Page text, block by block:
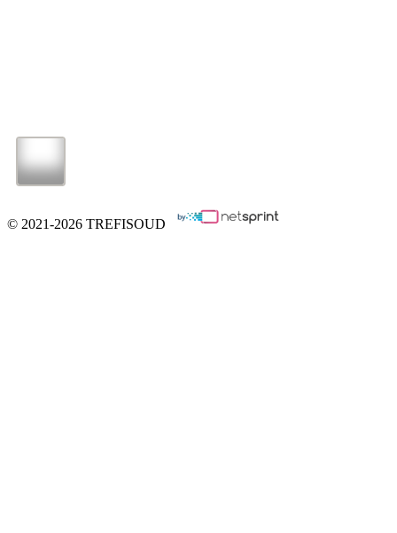
© 2021-2026 TREFISOUD